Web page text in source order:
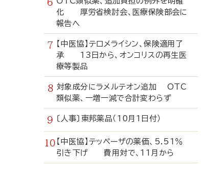
化 厚労省検討会、医療保険部会に
報告へ
【中医協】テロメライシン、保険適用了
承 13日から、オンコリスの再生医
療等製品
対象成分にラメルテオン追加 OTC
類似薬、一増一減で合計変わらず
〔人事〕東邦薬品（10月1日付）
【中医協】テッペーザの薬価、5.51％
引き下げ 費用対で、11月から